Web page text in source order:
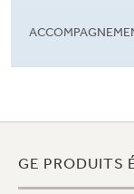
GE PRODUITS